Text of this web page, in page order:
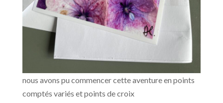
nous avons pu commencer cette aventure en points
comptés variés et points de croix